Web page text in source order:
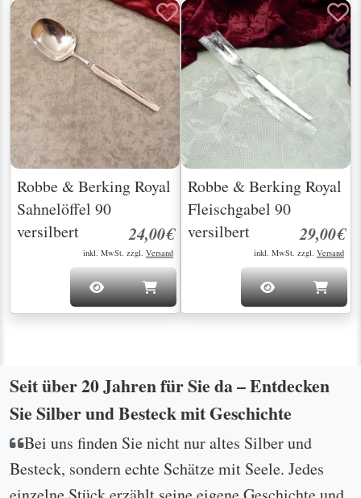
Robbe & Berking Royal
Sahnelöffel 90
versilbert
24,00€
inkl. MwSt. zzgl. Versand
Robbe & Berking Royal
Fleischgabel 90
versilbert
29,00€
inkl. MwSt. zzgl. Versand
Seit über 20 Jahren für Sie da – Entdecken
Sie Silber und Besteck mit Geschichte
Bei uns finden Sie nicht nur altes Silber und
Besteck, sondern echte Schätze mit Seele. Jedes